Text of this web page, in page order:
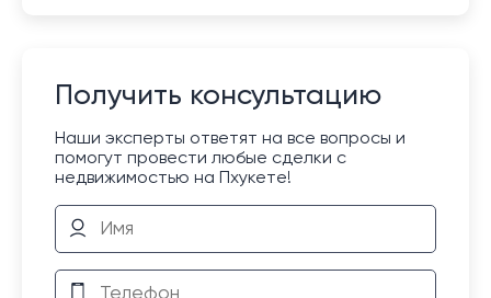
Получить консультацию
Наши эксперты ответят на все вопросы и
помогут провести любые сделки с
недвижимостью на Пхукете!